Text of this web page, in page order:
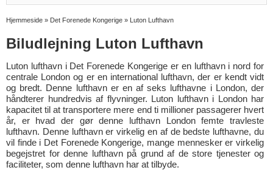
Hjemmeside » Det Forenede Kongerige » Luton Lufthavn
Biludlejning Luton Lufthavn
Luton lufthavn i Det Forenede Kongerige er en lufthavn i nord for
centrale London og er en international lufthavn, der er kendt vidt
og bredt. Denne lufthavn er en af seks lufthavne i London, der
håndterer hundredvis af flyvninger. Luton lufthavn i London har
kapacitet til at transportere mere end ti millioner passagerer hvert
år, er hvad der gør denne lufthavn London femte travleste
lufthavn. Denne lufthavn er virkelig en af de bedste lufthavne, du
vil finde i Det Forenede Kongerige, mange mennesker er virkelig
begejstret for denne lufthavn på grund af de store tjenester og
faciliteter, som denne lufthavn har at tilbyde.